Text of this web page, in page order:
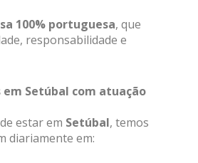
100% portuguesa, que
responsabilidade e
em Setúbal com atuação
estar em Setúbal, temos
diariamente em: